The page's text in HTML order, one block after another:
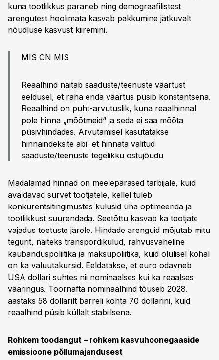
kuna tootlikkus paraneb ning demograafilistest
arengutest hoolimata kasvab pakkumine jätkuvalt
nõudluse kasvust kiiremini.
MIS ON MIS
Reaalhind näitab saaduste/teenuste väärtust
eeldusel, et raha enda väärtus püsib konstantsena.
Reaalhind on puht-arvutuslik, kuna reaalhinnal
pole hinna „mõõtmeid“ ja seda ei saa mõõta
püsivhindades. Arvutamisel kasutatakse
hinnaindeksite abi, et hinnata valitud
saaduste/teenuste tegelikku ostujõudu
Madalamad hinnad on meelepärased tarbijale, kuid
avaldavad survet tootjatele, kellel tuleb
konkurentsitingimustes kulusid üha optimeerida ja
tootlikkust suurendada. Seetõttu kasvab ka tootjate
vajadus toetuste järele. Hindade arenguid mõjutab mitu
tegurit, näiteks transpordikulud, rahvusvaheline
kaubanduspoliitika ja maksupoliitika, kuid olulisel kohal
on ka valuutakursid. Eeldatakse, et euro odavneb
USA dollari suhtes nii nominaalses kui ka reaalses
vääringus. Toornafta nominaalhind tõuseb 2028.
aastaks 58 dollarilt barreli kohta 70 dollarini, kuid
reaalhind püsib küllalt stabiilsena.
Rohkem toodangut – rohkem kasvuhoonegaaside
emissioone põllumajandusest